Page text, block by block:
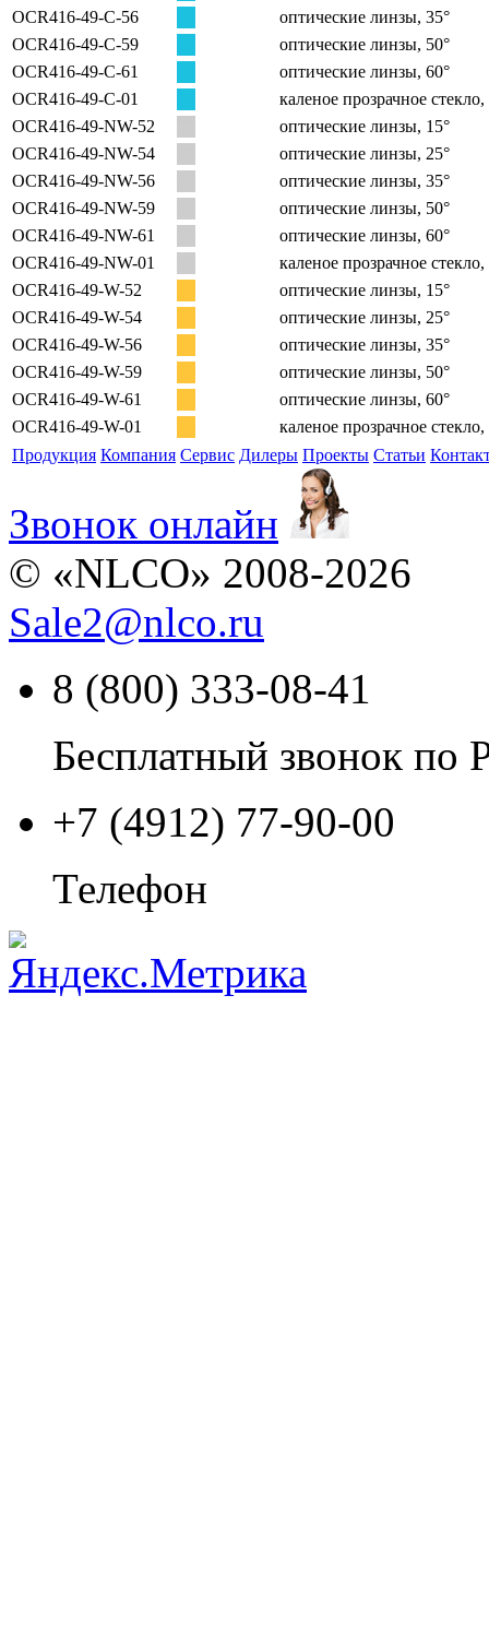
OCR416-49-C-56
оптические линзы, 35°
OCR416-49-C-59
оптические линзы, 50°
OCR416-49-C-61
оптические линзы, 60°
OCR416-49-C-01
каленое прозрачное стекло,
OCR416-49-NW-52
оптические линзы, 15°
OCR416-49-NW-54
оптические линзы, 25°
OCR416-49-NW-56
оптические линзы, 35°
OCR416-49-NW-59
оптические линзы, 50°
OCR416-49-NW-61
оптические линзы, 60°
OCR416-49-NW-01
каленое прозрачное стекло,
OCR416-49-W-52
оптические линзы, 15°
OCR416-49-W-54
оптические линзы, 25°
OCR416-49-W-56
оптические линзы, 35°
OCR416-49-W-59
оптические линзы, 50°
OCR416-49-W-61
оптические линзы, 60°
OCR416-49-W-01
каленое прозрачное стекло,
Продукция Компания Сервис Дилеры Проекты Статьи
Звонок онлайн
© «NLCO» 2008-2026
Sale2@nlco.ru
8 (800) 333-08-41
Бесплатный звонок по
+7 (4912) 77-90-00
Телефон